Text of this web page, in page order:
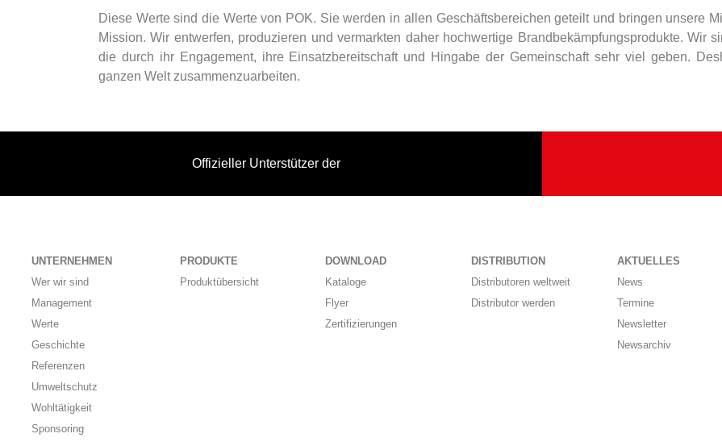
Diese Werte sind die Werte von POK. Sie werden in allen Geschäftsbereichen geteilt und bringen unsere
Mission. Wir entwerfen, produzieren und vermarkten daher hochwertige Brandbekämpfungsprodukte. Wir
die durch ihr Engagement, ihre Einsatzbereitschaft und Hingabe der Gemeinschaft sehr viel geben.
ganzen Welt zusammenzuarbeiten.
Offizieller Unterstützer der
UNTERNEHMEN
Wer wir sind
Management
Werte
Geschichte
Referenzen
Umweltschutz
Wohltätigkeit
Sponsoring
PRODUKTE
Produktübersicht
DOWNLOAD
Kataloge
Flyer
Zertifizierungen
DISTRIBUTION
Distributoren weltweit
Distributor werden
AKTUELLES
News
Termine
Newsletter
Newsarchiv